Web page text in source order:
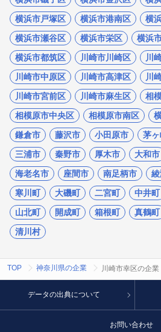
横浜市戸塚区
横浜市港南区 横
横浜市瀬谷区
横浜市栄区 横浜
横浜市都筑区
川崎市川崎区
川
川崎市中原区
川崎市高津区
川
川崎市宮前区
川崎市麻生区
相
相模原市中央区
相模原市南区
鎌倉市
藤沢市 小田原市 茅
三浦市
秦野市 厚木市 大和市
海老名市
座間市 南足柄市
寒川町
大磯町 二宮町 中井町
山北町
開成町 箱根町 真鶴町
清川村
TOP 神奈川県の企業 川崎市幸区の企業
データの出典について
お問い合わせ